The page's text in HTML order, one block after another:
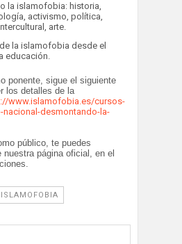
la islamofobia: historia,
activismo, política,
arte.
la islamofobia desde el
educación.
ponente, sigue el siguiente
los detalles de la
www.islamofobia.es/cursos-
nacional-desmontando-la-
público, te puedes
página oficial, en el
ISLAMOFOBIA